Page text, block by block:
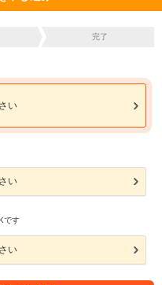
完了
い
い
です
い